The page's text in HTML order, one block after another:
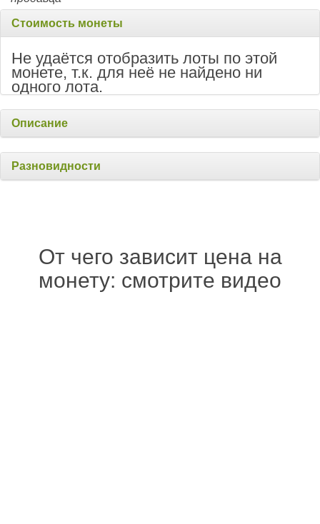
Стоимость монеты
Не удаётся отобразить лоты по этой
монете, т.к. для неё не найдено ни
одного лота.
Описание
Разновидности
От чего зависит цена на
монету: смотрите видео